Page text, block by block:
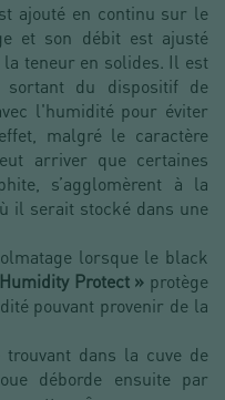
ajouté en continu sur le
et son débit est ajusté
teneur en solides. Il est
du dispositif de
l'humidité pour éviter
malgré le caractère
arriver que certaines
s’agglomèrent à la
il serait stocké dans une
lorsque le black
Protect » protège
pouvant provenir de la
dans la cuve de
déborde ensuite par